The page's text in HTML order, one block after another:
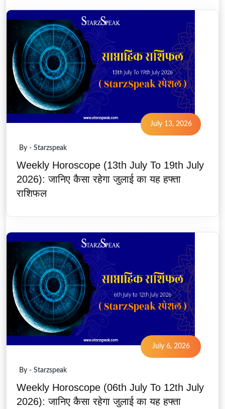
July 13, 2026
By - Starzspeak
Weekly Horoscope (13th July To 19th July
2026): जानिए कैसा रहेगा जुलाई का यह हफ्ता
राशिफल
July 6, 2026
By - Starzspeak
Weekly Horoscope (06th July To 12th July
2026): जानिए कैसा रहेगा जुलाई का यह हफ्ता